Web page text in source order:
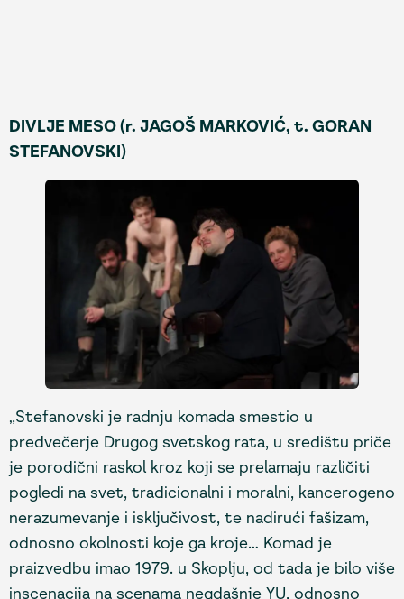
DIVLJE MESO (r. JAGOŠ MARKOVIĆ, t. GORAN
STEFANOVSKI)
„Stefanovski je radnju komada smestio u
predvečerje Drugog svetskog rata, u središtu priče
je porodični raskol kroz koji se prelamaju različiti
pogledi na svet, tradicionalni i moralni, kancerogeno
nerazumevanje i isključivost, te nadirući fašizam,
odnosno okolnosti koje ga kroje… Komad je
praizvedbu imao 1979. u Skoplju, od tada je bilo više
inscenacija na scenama negdašnje YU, odnosno